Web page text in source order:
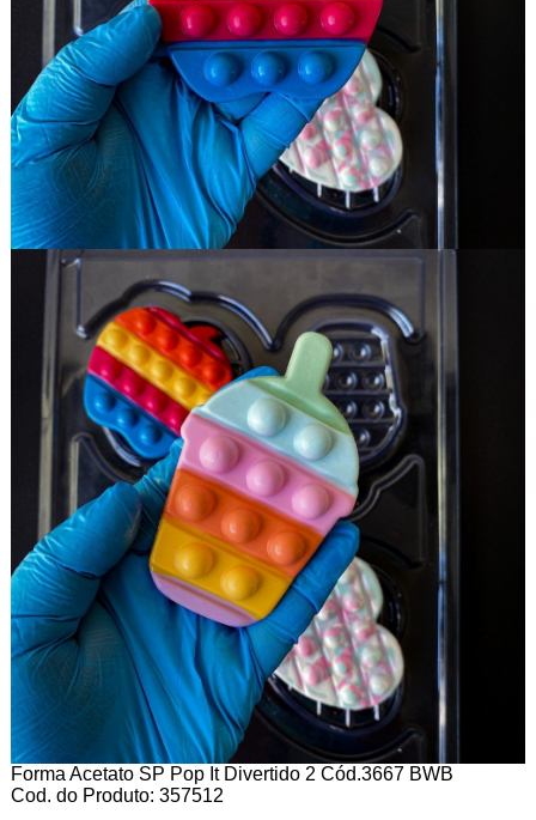
Forma Acetato SP Pop It Divertido 2 Cód.3667 BWB
Cod. do Produto: 357512